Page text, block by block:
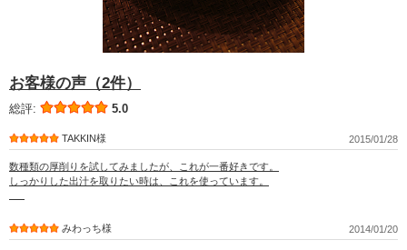
お客様の声（2件）
総評: 5.0
TAKKIN様 2015/01/28
数種類の厚削りを試してみましたが、これが一番好きです。
しっかりした出汁を取りたい時は、これを使っています。
みわっち様 2014/01/20